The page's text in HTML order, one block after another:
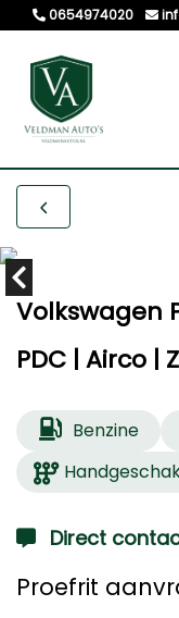
0654974020
Volkswagen
PDC | Airco |
Benzine
Direct
Proefrit